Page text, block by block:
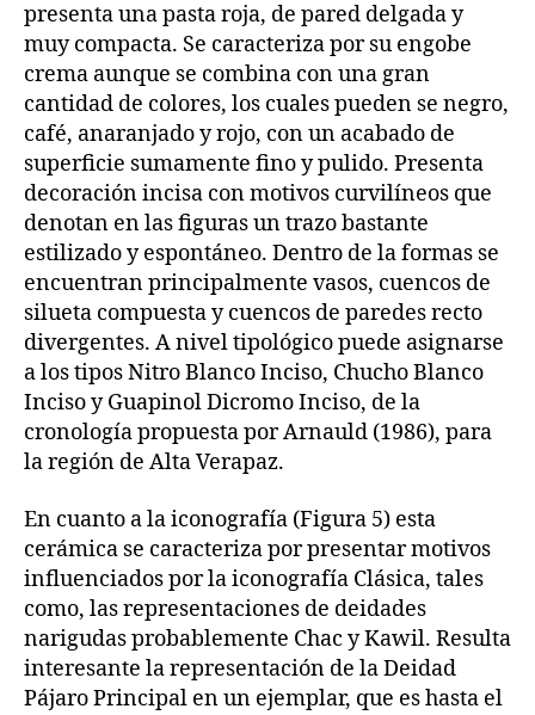
presenta una pasta roja, de pared delgada y
muy compacta. Se caracteriza por su engobe
crema aunque se combina con una gran
cantidad de colores, los cuales pueden se negro,
café, anaranjado y rojo, con un acabado de
superficie sumamente fino y pulido. Presenta
decoración incisa con motivos curvilíneos que
denotan en las figuras un trazo bastante
estilizado y espontáneo. Dentro de la formas se
encuentran principalmente vasos, cuencos de
silueta compuesta y cuencos de paredes recto
divergentes. A nivel tipológico puede asignarse
a los tipos Nitro Blanco Inciso, Chucho Blanco
Inciso y Guapinol Dicromo Inciso, de la
cronología propuesta por Arnauld (1986), para
la región de Alta Verapaz.
En cuanto a la iconografía (Figura 5) esta
cerámica se caracteriza por presentar motivos
influenciados por la iconografía Clásica, tales
como, las representaciones de deidades
narigudas probablemente Chac y Kawil. Resulta
interesante la representación de la Deidad
Pájaro Principal en un ejemplar, que es hasta el